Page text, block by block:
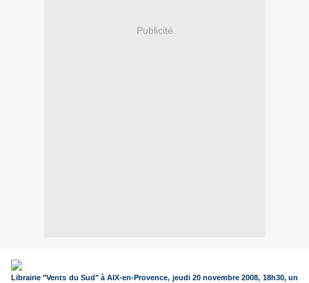
Publicité
Librairie "Vents du Sud" à AIX-en-Provence, jeudi 20 novembre 2008, 18h30, un